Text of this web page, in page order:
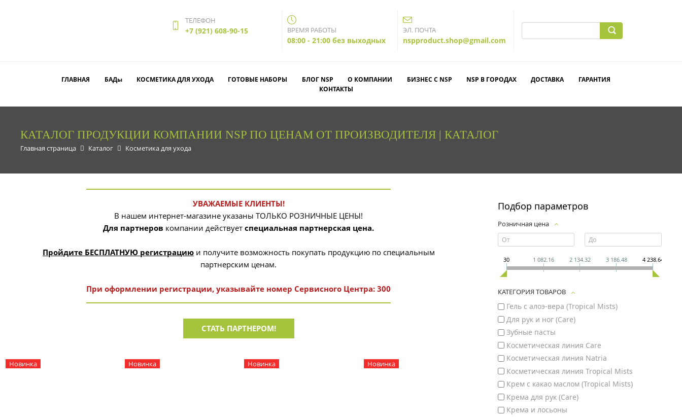
ТЕЛЕФОН
+7 (921) 608-90-15 ВРЕМЯ РАБОТЫ
08:00 - 21:00 без выходных
ЭЛ. ПОЧТА
nspproduct.shop@gmail.com
ГЛАВНАЯ БАДы КОСМЕТИКА ДЛЯ УХОДА ГОТОВЫЕ НАБОРЫ БЛОГ NSP О КОМПАНИИ БИЗНЕС С NSP NSP В ГОРОДАХ ДОСТАВКА
ГАРАНТИЯ
КОНТАКТЫ
КАТАЛОГ ПРОДУКЦИИ КОМПАНИИ NSP ПО ЦЕНАМ ОТ ПРОИЗВОДИТЕЛЯ | КАТАЛОГ
Главная страница Каталог Косметика для ухода
Подбор параметров
Розничная цена
30 1 082.16 2 134.32 3 186.48 4 238.64
КАТЕГОРИЯ ТОВАРОВ
Гель с алоэ-вера (Tropical Mists)
Для рук и ног (Care)
Зубные пасты
Косметическая линия Care
Косметическая линия Natria
Косметическая линия Tropical Mists
Крем с какао маслом (Tropical Mists)
Крема для рук (Care)
Крема и лосьоны
УВАЖАЕМЫЕ КЛИЕНТЫ!
В нашем интернет-магазине указаны ТОЛЬКО РОЗНИЧНЫЕ ЦЕНЫ!
Для партнеров компании действуетспециальная партнерская цена.
Пройдите БЕСПЛАТНУЮ регистрациюи получите возможность покупать продукцию по специальным
партнерским ценам.
При оформлении регистрации, указывайте номер Сервисного Центра: 300
СТАТЬ ПАРТНЕРОМ!
Новинка Новинка Новинка Новинка